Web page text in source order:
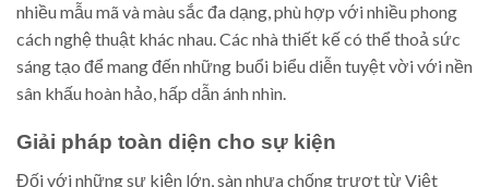
nhiều mẫu mã và màu sắc đa dạng, phù hợp với nhiều phong
cách nghệ thuật khác nhau. Các nhà thiết kế có thể thoả sức
sáng tạo để mang đến những buổi biểu diễn tuyệt vời với nền
sân khấu hoàn hảo, hấp dẫn ánh nhìn.
Giải pháp toàn diện cho sự kiện
Đối với những sự kiện lớn, sàn nhựa chống trượt từ Việt